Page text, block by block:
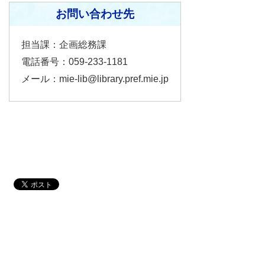
お問い合わせ先
担当課：企画総務課
電話番号：059-233-1181
メール： mie-lib@library.pref.mie.jp